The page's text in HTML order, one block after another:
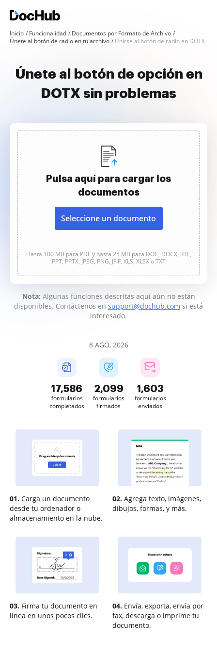
Inicio Funcionalidad
Documentos por Formato de Archivo
Únete al botón de radio en tu archivo
Unirse al botón de radio en DOTX
Únete al botón de opción en
DOTX sin problemas
Pulsa aquí para cargar los
documentos
Seleccione un documento
Hasta 100 MB para PDF y hasta 25 MB para DOC, DOCX, RTF,
PPT, PPTX, JPEG, PNG, JFIF, XLS, XLSX o TXT
Nota: Algunas funciones descritas aquí aún no están
disponibles. Contáctenos en support@dochub.com si está
interesado.
8 AGO, 2026
17,587
formularios
completados
2,099
formularios
firmados
1,603
formularios
enviados
01. Carga un documento
desde tu ordenador o
almacenamiento en la nube.
02. Agrega texto, imágenes,
dibujos, formas, y más.
03. Firma tu documento en
línea en unos pocos clics.
04. Envía, exporta, envía por
fax, descarga o imprime tu
documento.